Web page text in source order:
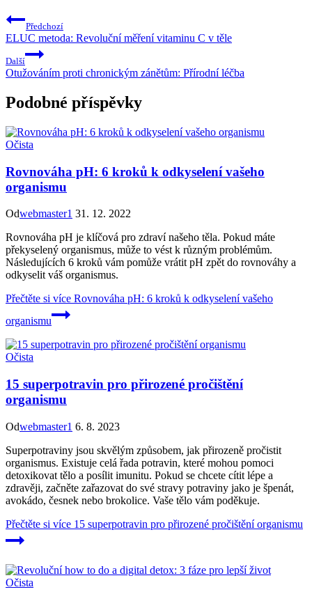
Předchozí
ELUC metoda: Revoluční měření vitaminu C v těle
Další
Otužováním proti chronickým zánětům: Přírodní léčba
Podobné příspěvky
Očista
Rovnováha pH: 6 kroků k odkyselení vašeho
organismu
Odwebmaster1 31. 12. 2022
Rovnováha pH je klíčová pro zdraví našeho těla. Pokud máte
překyselený organismus, může to vést k různým problémům.
Následujících 6 kroků vám pomůže vrátit pH zpět do rovnováhy a
odkyselit váš organismus.
Přečtěte si více Rovnováha pH: 6 kroků k odkyselení vašeho
organismu
Očista
15 superpotravin pro přirozené pročištění
organismu
Odwebmaster1 6. 8. 2023
Superpotraviny jsou skvělým způsobem, jak přirozeně pročistit
organismus. Existuje celá řada potravin, které mohou pomoci
detoxikovat tělo a posílit imunitu. Pokud se chcete cítit lépe a
zdravěji, začněte zařazovat do své stravy potraviny jako je špenát,
avokádo, česnek nebo brokolice. Vaše tělo vám poděkuje.
Přečtěte si více 15 superpotravin pro přirozené pročištění organismu
Očista